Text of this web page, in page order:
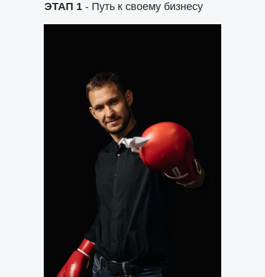
ЭТАП 1 - Путь к своему бизнесу